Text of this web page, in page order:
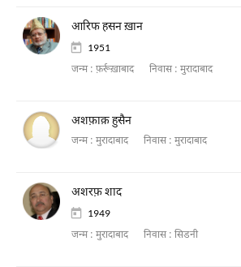
आरिफ हसन ख़ान
1951
जन्म : फ़र्रूख़ाबाद निवास : मुरादाबाद
अशफ़ाक़ हुसैन
जन्म : मुरादाबाद निवास : मुरादाबाद
अशरफ़ शाद
1949
जन्म : मुरादाबाद निवास : सिडनी